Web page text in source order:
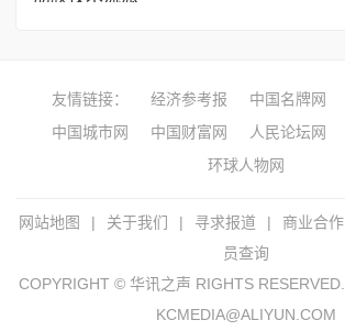
友情链接： 经济参考报 中国名牌网
中国城市网
中国财富网 人民论坛网
环球人物网
网站地图 | 关于我们 | 寻求报道 | 商业合作
员查询
COPYRIGHT © 华讯之声 RIGHTS RESERVED.
KCMEDIA@ALIYUN.COM